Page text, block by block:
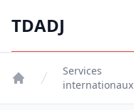
TDADJ
TDADJ
Services
internationaux